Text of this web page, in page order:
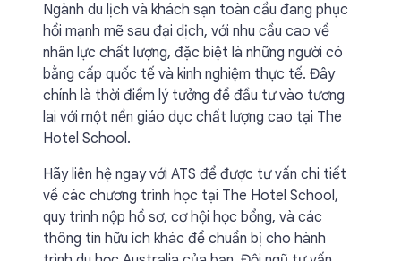
Ngành du lịch và khách sạn toàn cầu đang phục
hồi mạnh mẽ sau đại dịch, với nhu cầu cao về
nhân lực chất lượng, đặc biệt là những người có
bằng cấp quốc tế và kinh nghiệm thực tế. Đây
chính là thời điểm lý tưởng để đầu tư vào tương
lai với một nền giáo dục chất lượng cao tại The
Hotel School.
Hãy liên hệ ngay với ATS để được tư vấn chi tiết
về các chương trình học tại The Hotel School,
quy trình nộp hồ sơ, cơ hội học bổng, và các
thông tin hữu ích khác để chuẩn bị cho hành